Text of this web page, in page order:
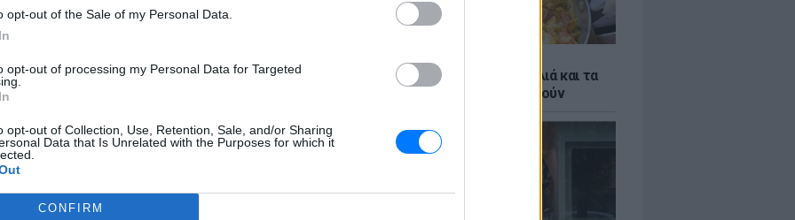
opt-out of the Sale of my Personal Data.
opt-out of processing my Personal Data for Targeted
opt-out of Collection, Use, Retention, Sale, and/or Sharing
Data that Is Unrelated with the Purposes for which it
CONFIRM
Ελληνικό γιαούρτι: Μία κουταλιά και τα
scrambled eggs θα απογειωθούν
της είναι αμφιλεγόμενο, αφού πολλοί
καθόλου ωραίο. Μάλιστα 2017 είχε γίνει
Νότιας Κορέας οι οποίοι φοβήθηκαν ότι τα
επίδραση στα παιδιά τους. Αυτό
εμφανιζόταν να παίρνει χρήματα από